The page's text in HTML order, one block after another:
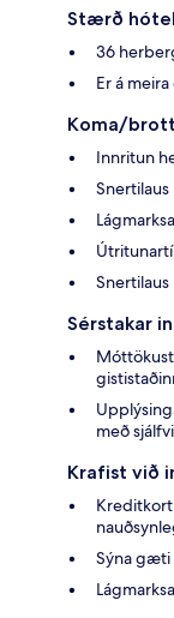
Stærð
36
Er á
Koma/
Innritun
Sérstakar
með
Krafist við
Sýna gæti